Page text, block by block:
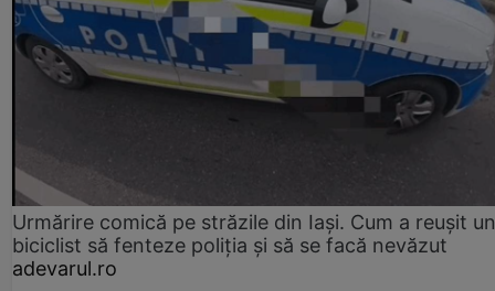
Urmărire comică pe străzile din Iași. Cum a reușit un
biciclist să fenteze poliția și să se facă nevăzut
adevarul.ro